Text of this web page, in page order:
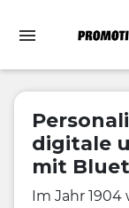
digitale
mit
Im Jahr